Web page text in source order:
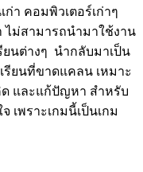
า คอมพิวเตอร์เก่าๆ
ไม่สามารถนำมาใช้งาน
ยนต่างๆ นำกลับมาเป็น
รียนที่ขาดแคลน เหมาะ
ด และแก้ปัญหา สำหรับ
เพราะเกมนี้เป็นเกม